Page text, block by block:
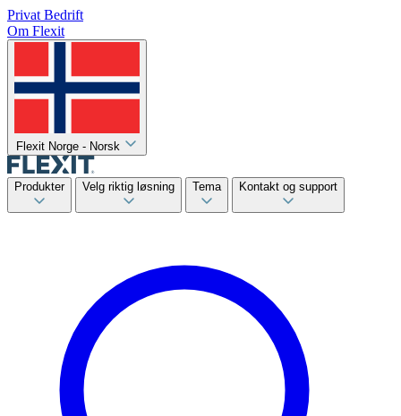
Privat Bedrift
Om Flexit
Flexit Norge - Norsk
Produkter Velg riktig løsning Tema Kontakt og support